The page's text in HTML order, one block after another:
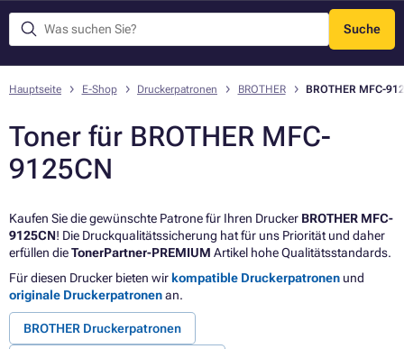
Suche
Menü
Hauptseite E-Shop Druckerpatronen BROTHER BROTHER MFC-
Toner für BROTHER MFC-
9125CN
Kaufen Sie die gewünschte Patrone für Ihren Drucker BROTHER MFC-
9125CN! Die Druckqualitätssicherung hat für uns Priorität und daher
erfüllen dieTonerPartner-PREMIUM Artikel hohe Qualitätsstandards.
Für diesen Drucker bieten wir kompatible Druckerpatronen und
originale Druckerpatronenan.
BROTHER Druckerpatronen